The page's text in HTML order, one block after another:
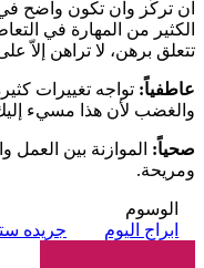
ان تركّز وان تكون واضح
الكثير من المهارة في
تتعلق برهن، لا تراهن إلاّ
عاطفياً: تواجه تغييرات
والغضب لأن هذا مسيء
صحياً: الموازنة بين العمل
ومريحة.
الوسوم
ابراج اليوم
جريده